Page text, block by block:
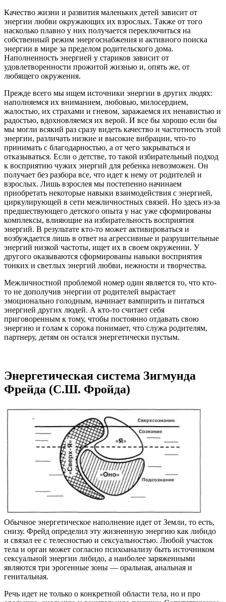
Качество жизни и развития маленьких детей зависит от
энергии любви окружающих их взрослых. Также от того
насколько плавно у них получается переключиться на
собственный режим энергоснабжения и активного поиска
энергии в мире за пределом родительского дома.
Наполненность энергией у стариков зависит от
удовлетворенности прожитой жизнью и, опять же, от
любящего окружения.
Прежде всего мы ищем источники энергии в других людях:
наполняемся их вниманием, любовью, милосердием,
жалостью, их страхами и гневом, заражаемся их ненавистью и
радостью, вдохновляемся их верой. И все бы хорошо если бы
мы могли всякий раз сразу видеть качество и частотность этой
энергии, различать низкие и высокие вибрации, что-то
принимать с благодарностью, а от чего закрываться и
отказываться. Если о детстве, то такой избирательный подход
к восприятию чужих энергий для ребенка невозможен. Он
получает без разбора все, что идет к нему от родителей и
взрослых. Лишь взрослея мы постепенно начинаем
приобретать некоторые навыки взаимодействия с энергией,
циркулирующей в сети межличностных связей. Но здесь из-за
предшествующего детского опыта у нас уже сформированы
комплексы, влияющие на избирательность восприятия
энергий. В результате кто-то может активироваться и
возбуждается лишь в ответ на агрессивные и разрушительные
энергий низкой частоты, ищет их в своем окружении. У
другого оказываются сформированы навыки восприятия
тонких и светлых энергий любви, нежности и творчества.
Межличностной проблемой номер один является то, что кто-
то не дополучив энергии от родителей вырастает
эмоционально голодным, начинает вампирить и питаться
энергией других людей. А кто-то считает себя
приговоренным к тому, чтобы постоянно отдавать свою
энергию и голам к сорока понимает, что служа родителям,
партнеру, детям он остался энергетически пустым.
Энергетическая система Зигмунда
Фрейда (С.Ш. Фройда)
Обычное энергетическое наполнение идет от Земли, то есть,
снизу. Фрейд определил эту жизненную энергию как либидо
и связал ее с телесностью и сексуальностью. Любой участок
тела и орган может согласно психоанализу быть источником
сексуальной энергии либидо, а наиболее заряженными
являются три эрогенные зоны — оральная, анальная и
генитальная.
Речь идет не только о конкретной области тела, но и про